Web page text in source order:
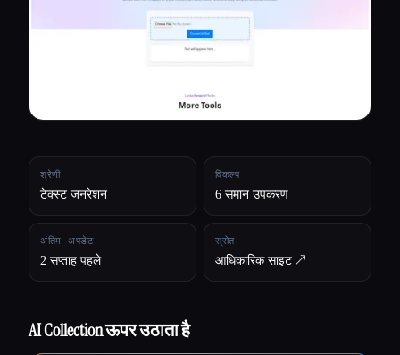
सभी श्रेणियाँ
श्रेणी
टेक्स्ट जनरेशन
विकल्प
6 समान उपकरण
अंतिम अपडेट
2 सप्ताह पहले
स्रोत
आधिकारिक साइट ↗︎
AI Collection ऊपर उठाता है